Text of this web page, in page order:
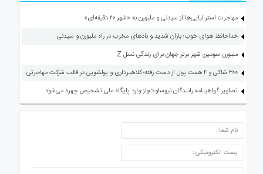
مهاجرت استرالیایی‌ها از سیدنی و ملبورن به «شهر ۲۰ دقیقه‌ای»
خداحافظ هوای خوب؛ باران شدید و بادهای مخرب در راه ملبورن و سیدنی
ملبورن سومین شهر برتر جهان برای زندگی نسل Z
۳۰۰ شاکی و ۴ همت پول از دست رفته؛ کلاهبرداری و پولشویی در قالب شرکت مهاجرتی
تصاویر گواهینامه رانندگان نیوساوت‌ولز وارد پایگاه ملی تشخیص چهره می‌شود
ارسال دیدگاه